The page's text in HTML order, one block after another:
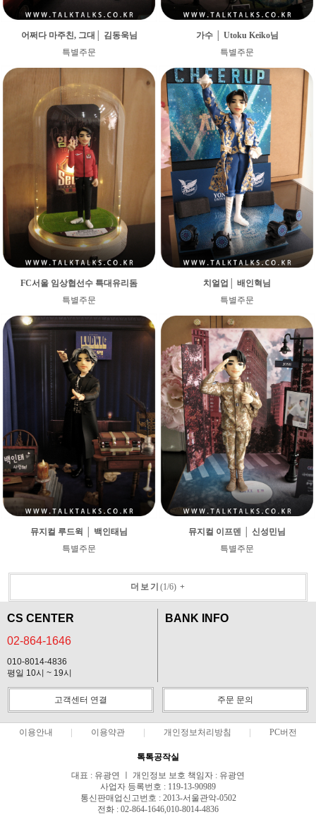
어쩌다 마주친, 그대│ 김동욱님
특별주문
가수 │ Utoku Keiko님
특별주문
FC서울 임상협선수 특대유리돔
특별주문
치얼업│ 배인혁님
특별주문
뮤지컬 루드윅 │ 백인태님
특별주문
뮤지컬 이프덴 │ 신성민님
특별주문
더보기 (1/6)+
CS CENTER
02-864-1646
010-8014-4836
평일 10시 ~ 19시
BANK INFO
고객센터 연결 주문 문의
이용안내 이용약관 개인정보처리방침 PC버전
톡톡공작실
대표 : 유광연 ㅣ 개인정보 보호 책임자 : 유광연
사업자 등록번호 : 119-13-90989
통신판매업신고번호 : 2013-서울관악-0502
전화 : 02-864-1646,010-8014-4836